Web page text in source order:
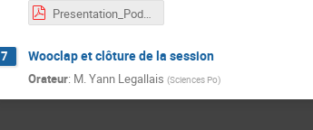
7 Wooclap et clôture de la session
Orateur: M.Yann Legallais (Sciences Po)